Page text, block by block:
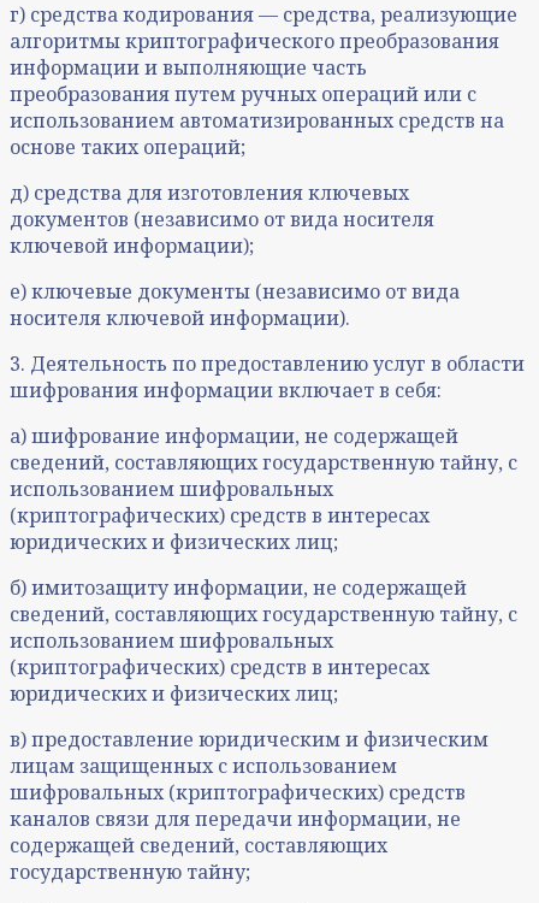
г) средства кодирования — средства, реализующие
алгоритмы криптографического преобразования
информации и выполняющие часть
преобразования путем ручных операций или с
использованием автоматизированных средств на
основе таких операций;
д) средства для изготовления ключевых
документов (независимо от вида носителя
ключевой информации);
е) ключевые документы (независимо от вида
носителя ключевой информации).
3. Деятельность по предоставлению услуг в области
шифрования информации включает в себя:
а) шифрование информации, не содержащей
сведений, составляющих государственную тайну, с
использованием шифровальных
(криптографических) средств в интересах
юридических и физических лиц;
б) имитозащиту информации, не содержащей
сведений, составляющих государственную тайну, с
использованием шифровальных
(криптографических) средств в интересах
юридических и физических лиц;
в) предоставление юридическим и физическим
лицам защищенных с использованием
шифровальных (криптографических) средств
каналов связи для передачи информации, не
содержащей сведений, составляющих
государственную тайну;